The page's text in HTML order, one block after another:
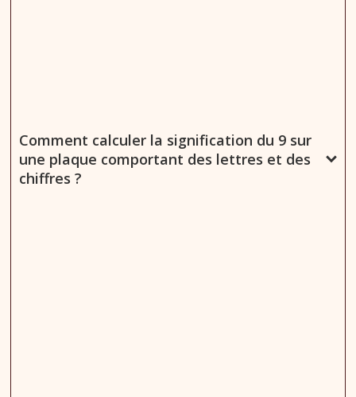
Comment calculer la signification du 9 sur
une plaque comportant des lettres et des
chiffres ?